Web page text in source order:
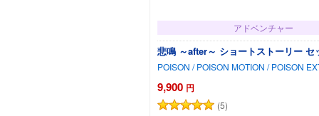
アドベンチャー
悲鳴 ～after～ ショートストーリー セ
POISON / POISON MOTION / POISON
9,900 円
(5)